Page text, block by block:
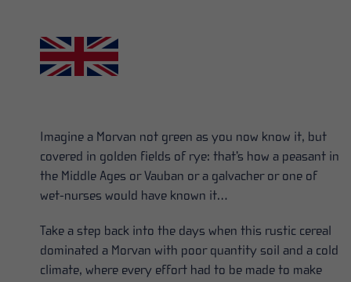
Imagine a Morvan not green as you now know it, but
covered in golden fields of rye: that’s how a peasant in
the Middle Ages or Vauban or a galvacher or one of
wet-nurses would have known it…
Take a step back into the days when this rustic cereal
dominated a Morvan with poor quantity soil and a cold
climate, where every effort had to be made to make